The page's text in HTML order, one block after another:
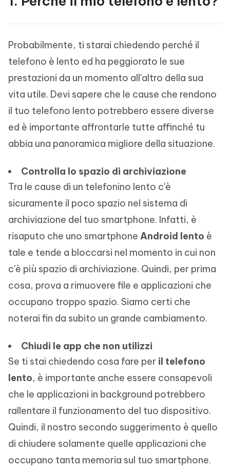
Probabilmente, ti starai chiedendo perché il
telefono è lento ed ha peggiorato le sue
prestazioni da un momento all'altro della sua
vita utile. Devi sapere che le cause che rendono
il tuo telefono lento potrebbero essere diverse
ed è importante affrontarle tutte affinché tu
abbia una panoramica migliore della situazione.
Controlla lo spazio di archiviazione
Tra le cause di un telefonino lento c'è
sicuramente il poco spazio nel sistema di
archiviazione del tuo smartphone. Infatti, è
risaputo che uno smartphone Android lento è
tale e tende a bloccarsi nel momento in cui non
c'è più spazio di archiviazione. Quindi, per prima
cosa, prova a rimuovere file e applicazioni che
occupano troppo spazio. Siamo certi che
noterai fin da subito un grande cambiamento.
Chiudi le app che non utilizzi
Se ti stai chiedendo cosa fare per il telefono
lento, è importante anche essere consapevoli
che le applicazioni in background potrebbero
rallentare il funzionamento del tuo dispositivo.
Quindi, il nostro secondo suggerimento è quello
di chiudere solamente quelle applicazioni che
occupano tanta memoria sul tuo smartphone.